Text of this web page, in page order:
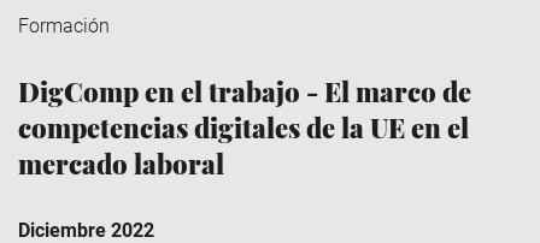
Formación
DigComp en el trabajo - El marco de
competencias digitales de la UE en el
mercado laboral
Diciembre 2022